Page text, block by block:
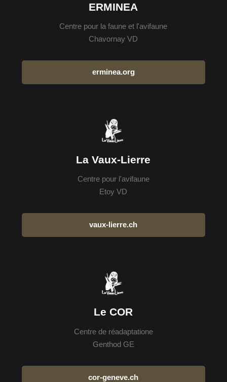
ERMINEA
Centre pour la faune et l'avifaune
Chavornay VD
erminea.org
La Vaux-Lierre
Centre pour l'avifaune
Etoy VD
vaux-lierre.ch
Le COR
Centre de réadaptatione
Genthod GE
cor-geneve.ch